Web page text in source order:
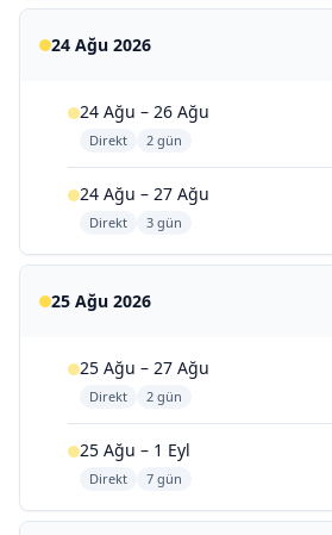
24 Ağu 2026
24 Ağu – 26 Ağu
Direkt 2 gün
24 Ağu – 27 Ağu
Direkt 3 gün
25 Ağu 2026
25 Ağu – 27 Ağu
Direkt 2 gün
25 Ağu – 1 Eyl
Direkt 7 gün